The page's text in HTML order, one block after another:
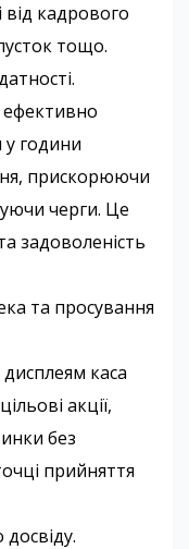
від кадрового
тощо.
ефективно
години
прискорюючи
черги. Це
задоволеність
та просування
каса
акції,
без
прийняття